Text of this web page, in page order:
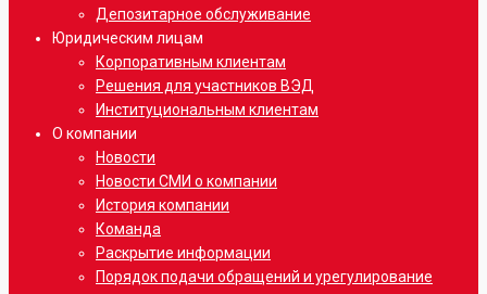
Депозитарное обслуживание
Юридическим лицам
Корпоративным клиентам
Решения для участников ВЭД
Институциональным клиентам
О компании
Новости
Новости СМИ о компании
История компании
Команда
Раскрытие информации
Порядок подачи обращений и урегулирование